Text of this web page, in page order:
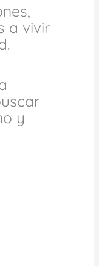
a vivir
y